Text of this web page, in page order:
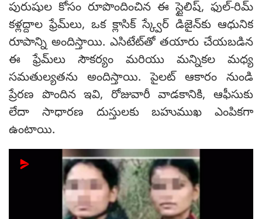
పురుషుల కోసం రూపొందించిన ఈ స్టైలిష్, ఫుల్-రిమ్
కళ్లద్దాల ఫ్రేమ్‌లు, ఒక క్లాసిక్ స్క్వేర్ డిజైన్‌కు ఆధునిక
రూపాన్ని అందిస్తాయి. ఎసిటేట్‌తో తయారు చేయబడిన
ఈ ఫ్రేమ్‌లు సౌకర్యం మరియు మన్నికల మధ్య
సమతుల్యతను అందిస్తాయి. పైలట్ ఆకారం నుండి
ప్రేరణ పొందిన ఇవి, రోజువారీ వాడకానికి, ఆఫీసుకు
లేదా సాధారణ దుస్తులకు బహుముఖ ఎంపికగా
ఉంటాయి.